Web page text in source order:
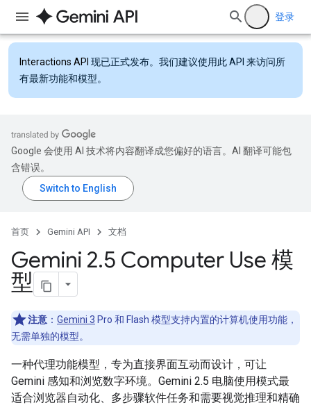
登录
Interactions API 现已正式发布。我们建议使用此 API 来访问所
有最新功能和模型。
Google 会使用 AI 技术将内容翻译成您偏好的语言。AI 翻译可能包
含错误。
首页 Gemini API 文档
Gemini 2.5 Computer Use 模
型
注意 ： Gemini 3 Pro 和 Flash 模型支持内置的计算机使用功能，
无需单独的模型。
一种代理功能模型，专为直接界面互动而设计，可让
Gemini 感知和浏览数字环境。Gemini 2.5 电脑使用模式最
适合浏览器自动化、多步骤软件任务和需要视觉推理和精确